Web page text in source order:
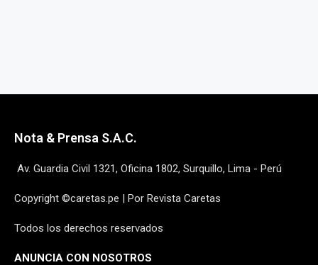
Nota & Prensa S.A.C.
Av. Guardia Civil 1321, Oficina 1802, Surquillo, Lima - Perú
Copyright ©caretas.pe | Por Revista Caretas
Todos los derechos reservados
ANUNCIA CON NOSOTROS